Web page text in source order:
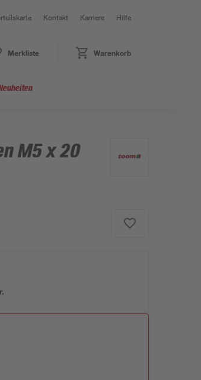
Kontakt Karriere Hilfe
Merkliste Warenkorb
M5 x 20